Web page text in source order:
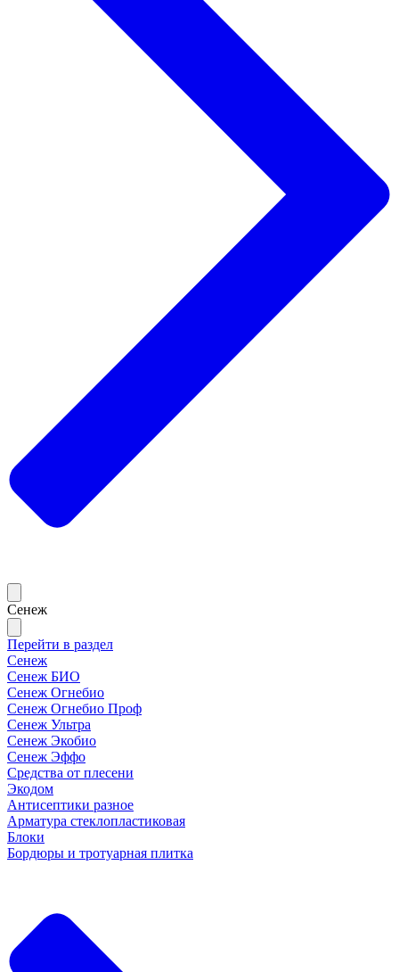
Сенеж
Перейти в раздел
Сенеж
Сенеж БИО
Сенеж Огнебио
Сенеж Огнебио Проф
Сенеж Ультра
Сенеж Экобио
Сенеж Эффо
Средства от плесени
Экодом
Антисептики разное
Арматура стеклопластиковая
Блоки
Бордюры и тротуарная плитка